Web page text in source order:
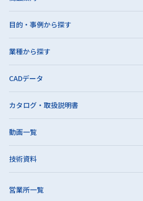
目的・事例から探す
業種から探す
CADデータ
カタログ・取扱説明書
動画一覧
技術資料
営業所一覧